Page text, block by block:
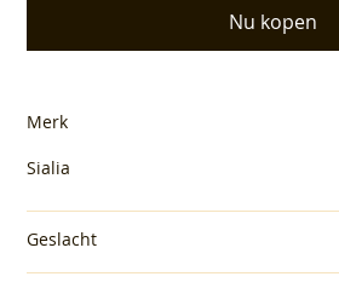
Nu kopen
Merk
Sialia
Geslacht